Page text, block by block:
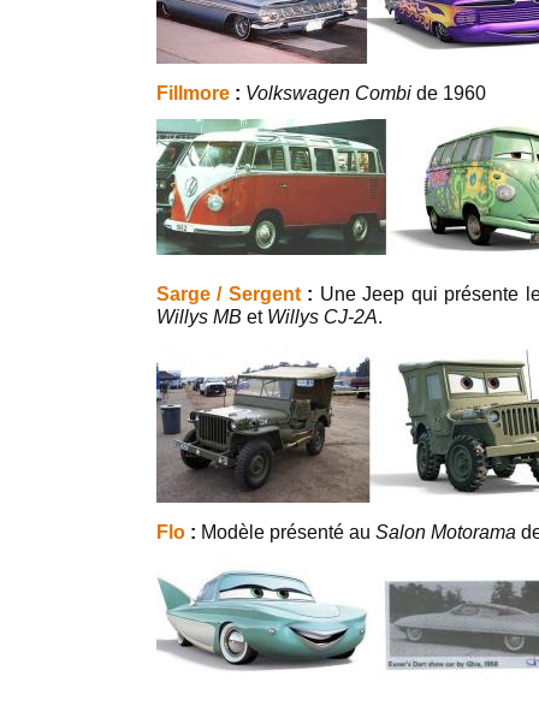
Fillmore : Volkswagen Combi de 1960
Sarge / Sergent : Une Jeep qui présente
Willys MB et Willys CJ-2A.
Flo : Modèle présenté au Salon Motorama